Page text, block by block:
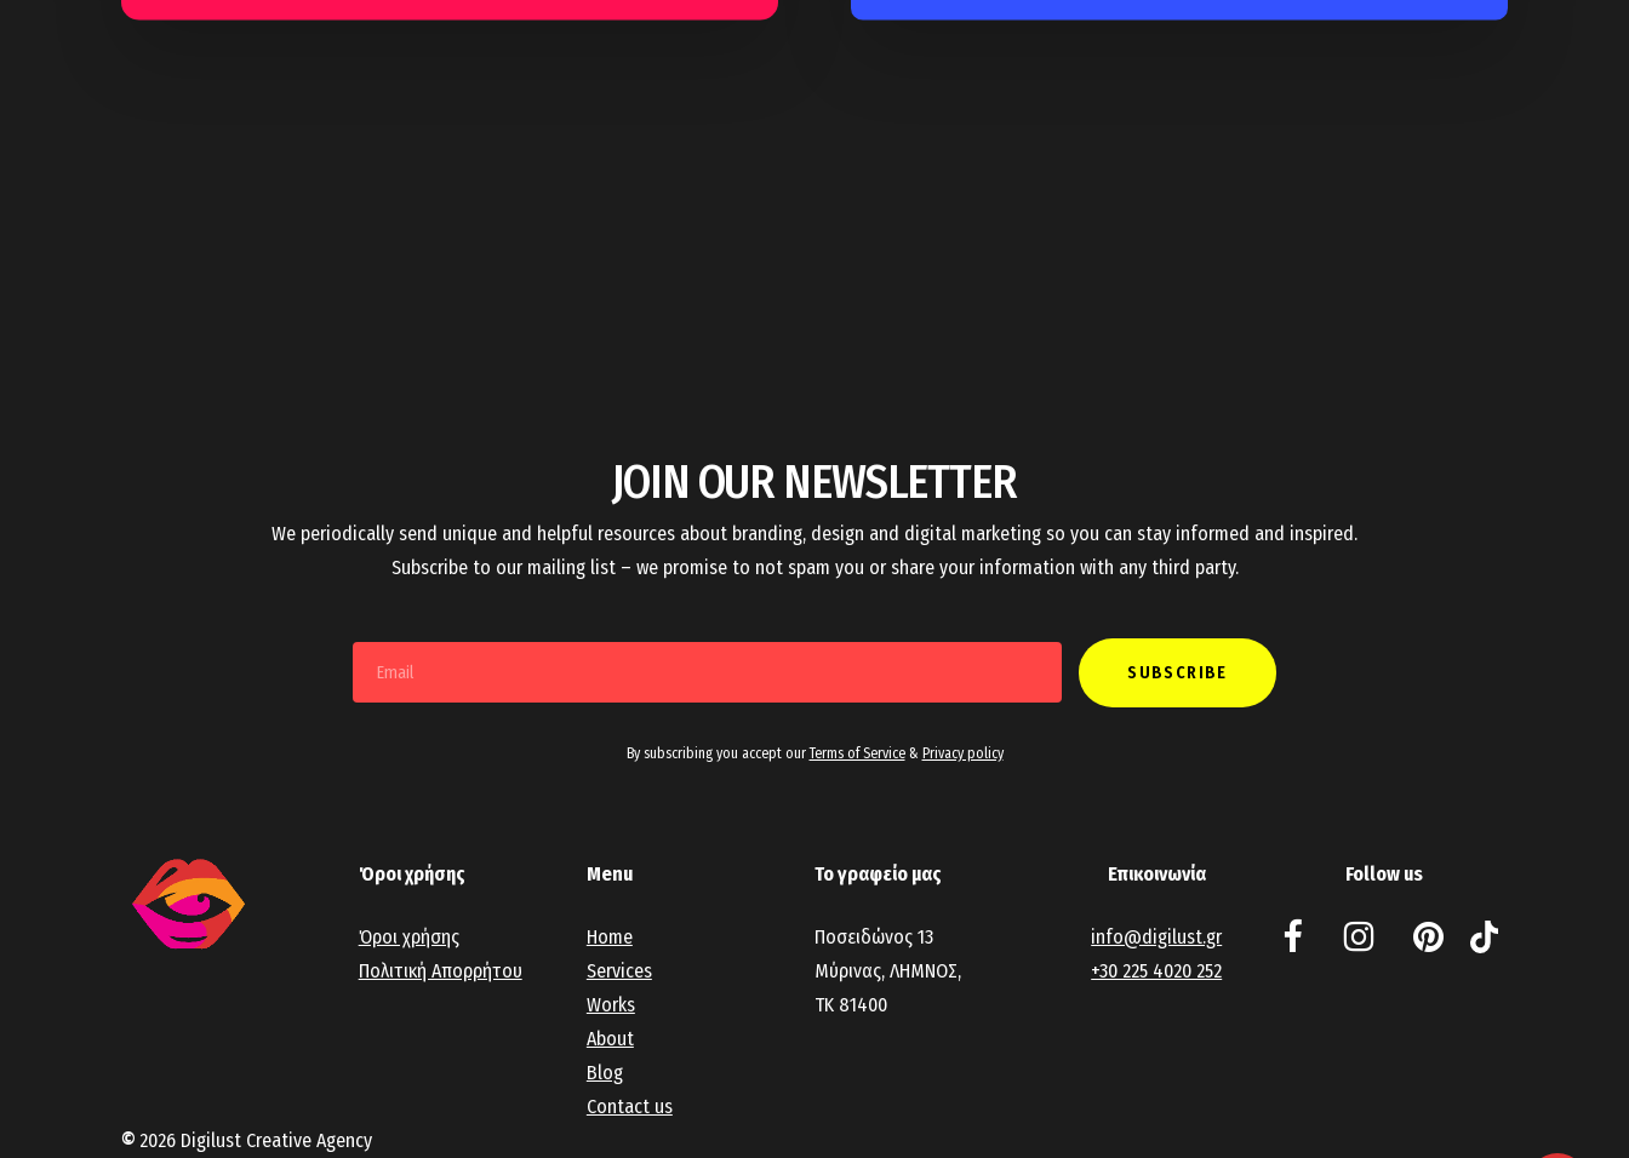
JOIN OUR NEWSLETTER
We periodically send unique and helpful resources about branding, design and digital marketing so you can stay informed and inspired.
Subscribe to our mailing list – we promise to not spam you or share your information with any third party.
By subscribing you accept ourTerms of Service& Privacy policy
Όροι χρήσης
Όροι χρήσης
Πολιτική Απορρήτου
Menu
Home
Services
Works
About
Blog
Contact us
Το γραφείο μας
Ποσειδώνος 13
Μύρινας, ΛΗΜΝΟΣ,
ΤΚ 81400
Επικοινωνία
info@digilust.gr
+30 225 4020 252
Follow us
© 2026 Digilust Creative Agency